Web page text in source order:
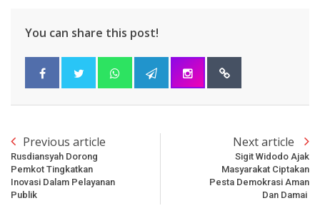
You can share this post!
Previous article
Rusdiansyah Dorong
Pemkot Tingkatkan
Inovasi Dalam Pelayanan
Publik
Next article
Sigit Widodo Ajak
Masyarakat Ciptakan
Pesta Demokrasi Aman
Dan Damai